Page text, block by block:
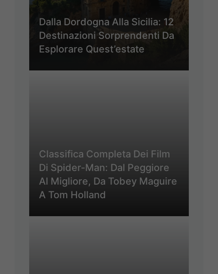
Dalla Dordogna Alla Sicilia: 12
Destinazioni Sorprendenti Da
Esplorare Quest’estate
Classifica Completa Dei Film
Di Spider-Man: Dal Peggiore
Al Migliore, Da Tobey Maguire
A Tom Holland